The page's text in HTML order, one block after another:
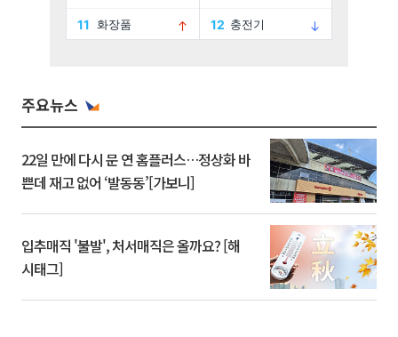
주요뉴스
22일 만에 다시 문 연 홈플러스…정상화 바
쁜데 재고 없어 ‘발동동’[가보니]
입추매직 '불발', 처서매직은 올까요? [해
시태그]